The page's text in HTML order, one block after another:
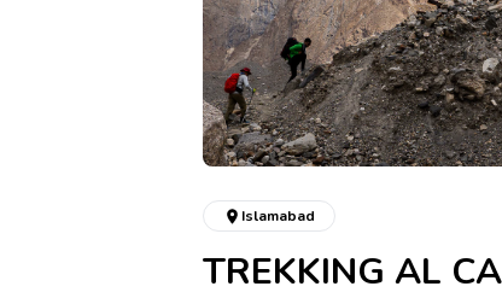
Islamabad
TREKKING AL